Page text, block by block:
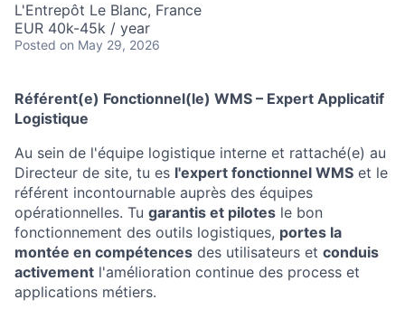
L'Entrepôt Le Blanc, France
EUR 40k-45k / year
Posted on May 29, 2026
Référent(e) Fonctionnel(le) WMS – Expert Applicatif
Logistique
Au sein de l'équipe logistique interne et rattaché(e) au
Directeur de site, tu es l'expert fonctionnel WMS et le
référent incontournable auprès des équipes
opérationnelles. Tu garantis et pilotes le bon
fonctionnement des outils logistiques, portes la
montée en compétences des utilisateurs et conduis
activement l'amélioration continue des process et
applications métiers.